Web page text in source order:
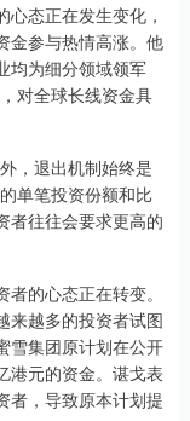
态正在发生变化，
金参与热情高涨。他
均为细分领域领军
对全球长线资金具
，退出机制始终是
单笔投资份额和比
者往往会要求更高的
的心态正在转变。
来越多的投资者试图
雪集团原计划在公开
港元的资金。谌戈表
者，导致原本计划提